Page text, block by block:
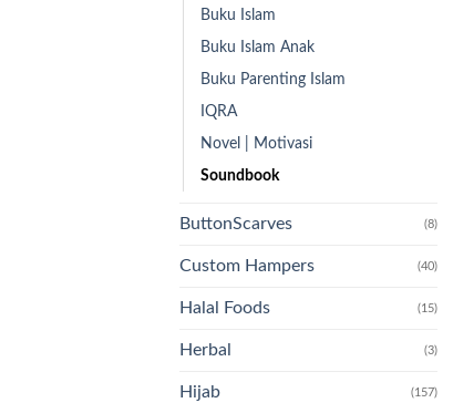
Buku Islam
Buku Islam Anak
Buku Parenting Islam
IQRA
Novel | Motivasi
Soundbook
ButtonScarves (8)
Custom Hampers (40)
Halal Foods (15)
Herbal (3)
Hijab (157)